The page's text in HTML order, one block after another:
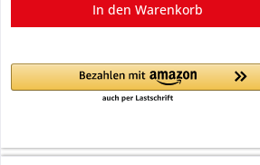
In den Warenkorb